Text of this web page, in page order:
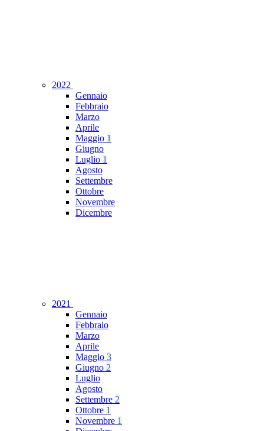
2022
Gennaio
Febbraio
Marzo
Aprile
Maggio 1
Giugno
Luglio 1
Agosto
Settembre
Ottobre
Novembre
Dicembre
2021
Gennaio
Febbraio
Marzo
Aprile
Maggio 3
Giugno 2
Luglio
Agosto
Settembre 2
Ottobre 1
Novembre 1